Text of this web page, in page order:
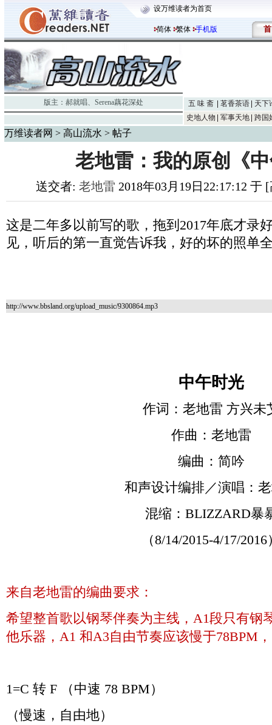
设万维读者为首页
简体 繁体 手机版 首
版主： 郝就唱、 Serena藕花深处 五 味 斋 茗香茶语
天下
史地人物
军事天地 跨国
万维读者网 > 高山流水 > 帖子
老地雷：我的原创《
送交者: 老地雷 2018年03月19日22:17:12 于
这是二年多以前写的歌，拖到2017年底才录
见，听后的第一直觉告诉我，好的坏的照单
http://www.bbsland.org/upload_music/9300864.mp3
中午时光
作词：老地雷 方兴未
作曲：老地雷
编曲：简吟
和声设计编排／演唱：
混缩： BLIZZARD暴
（8/14/2015-4/17/2016
来自老地雷的编曲要求：
希望整首歌以钢琴伴奏为主线， A1段只有钢
他乐器， A1 和A3自由节奏应该慢于78BPM ，
1=C 转 F （中速 78 BPM）
（慢速，自由地）